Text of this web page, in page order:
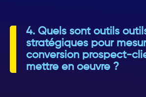
4. Quels sont outils
stratégiques pour
conversion prospect-
mettre en oeuvre ?